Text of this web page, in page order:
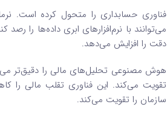
فناوری حسابداری را متحول کرده است.
می‌توانند با نرم‌افزارهای ابری داده‌ها را
دقت را افزایش می‌دهد.
هوش مصنوعی تحلیل‌های مالی را دقیق‌تر
تقویت می‌کند. این فناوری تقلب مالی را
سازمان را تقویت می‌کند.